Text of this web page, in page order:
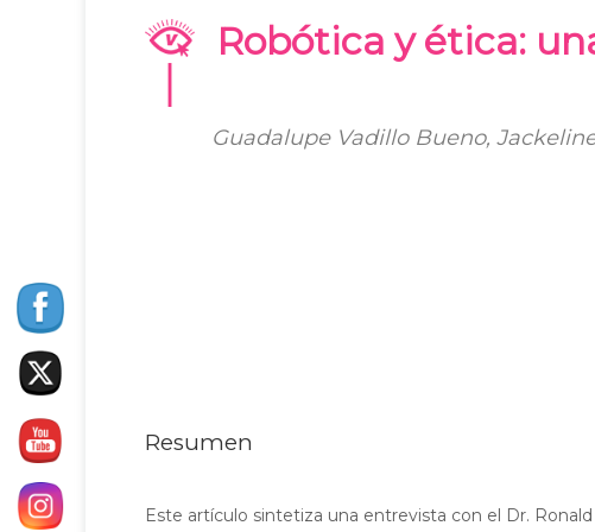
Robótica y ética:
Guadalupe Vadillo Bueno,
Resumen
Este artículo sintetiza una entrevista con el Dr.